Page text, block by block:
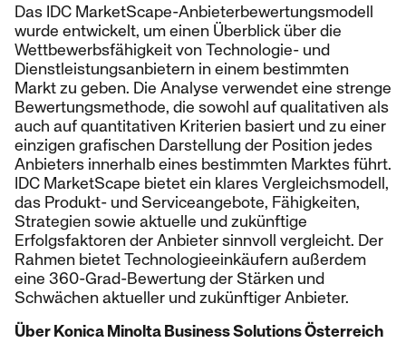
Das IDC MarketScape-Anbieterbewertungsmodell
wurde entwickelt, um einen Überblick über die
Wettbewerbsfähigkeit von Technologie- und
Dienstleistungsanbietern in einem bestimmten
Markt zu geben. Die Analyse verwendet eine strenge
Bewertungsmethode, die sowohl auf qualitativen als
auch auf quantitativen Kriterien basiert und zu einer
einzigen grafischen Darstellung der Position jedes
Anbieters innerhalb eines bestimmten Marktes führt.
IDC MarketScape bietet ein klares Vergleichsmodell,
das Produkt- und Serviceangebote, Fähigkeiten,
Strategien sowie aktuelle und zukünftige
Erfolgsfaktoren der Anbieter sinnvoll vergleicht. Der
Rahmen bietet Technologieeinkäufern außerdem
eine 360-Grad-Bewertung der Stärken und
Schwächen aktueller und zukünftiger Anbieter.
Über Konica Minolta Business Solutions Österreich